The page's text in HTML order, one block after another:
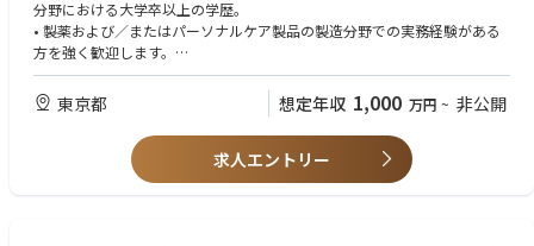
分野における大学卒以上の学歴。
• 製薬および／またはパーソナルケア製品の製造分野での実務経験がある
方を強く歓迎します。
• 営業組織において、7～8年間にわたり管理職としての責任を段階的に拡
大してきた経験。
• 組織全体（経営幹部レベルを含む）に対して連絡・調整を行う能力。
• 長期かつ複雑な販売プロセスにおいて、成功につながる販売戦略を立
案・実行する能力。
• 英語の読解力および会話力が必須。
東京都 想定年収 1,000 万円 ~ 非公開
求人エントリー